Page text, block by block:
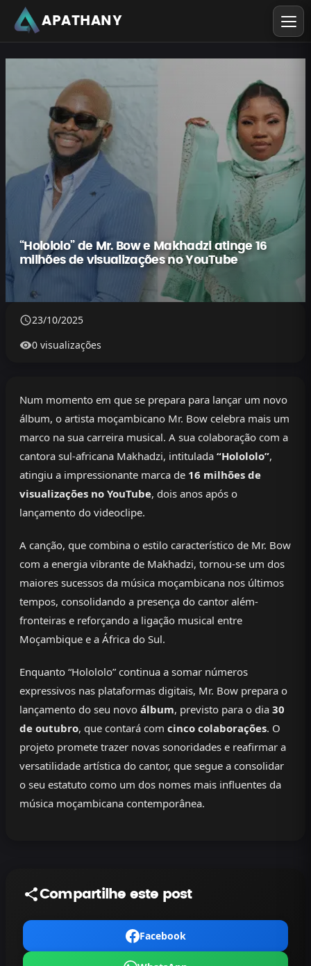
APATHANY
“Holololo” de Mr. Bow e Makhadzi atinge 16
milhões de visualizações no YouTube
23/10/2025
0 visualizações
Num momento em que se prepara para lançar um novo
álbum, o artista moçambicano Mr. Bow celebra mais um
marco na sua carreira musical. A sua colaboração com a
cantora sul-africana Makhadzi, intitulada “Holololo”,
atingiu a impressionante marca de 16 milhões de
visualizações no YouTube, dois anos após o
lançamento do videoclipe.
A canção, que combina o estilo característico de Mr. Bow
com a energia vibrante de Makhadzi, tornou-se um dos
maiores sucessos da música moçambicana nos últimos
tempos, consolidando a presença do cantor além-
fronteiras e reforçando a ligação musical entre
Moçambique e a África do Sul.
Enquanto “Holololo” continua a somar números
expressivos nas plataformas digitais, Mr. Bow prepara o
lançamento do seu novo álbum, previsto para o dia 30
de outubro, que contará com cinco colaborações. O
projeto promete trazer novas sonoridades e reafirmar a
versatilidade artística do cantor, que segue a consolidar
o seu estatuto como um dos nomes mais influentes da
música moçambicana contemporânea.
Compartilhe este post
Facebook